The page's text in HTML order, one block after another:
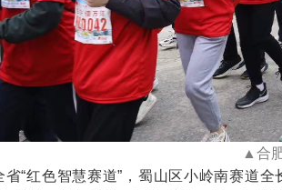
▲合
红色智慧赛道”，蜀山区小岭南赛道全